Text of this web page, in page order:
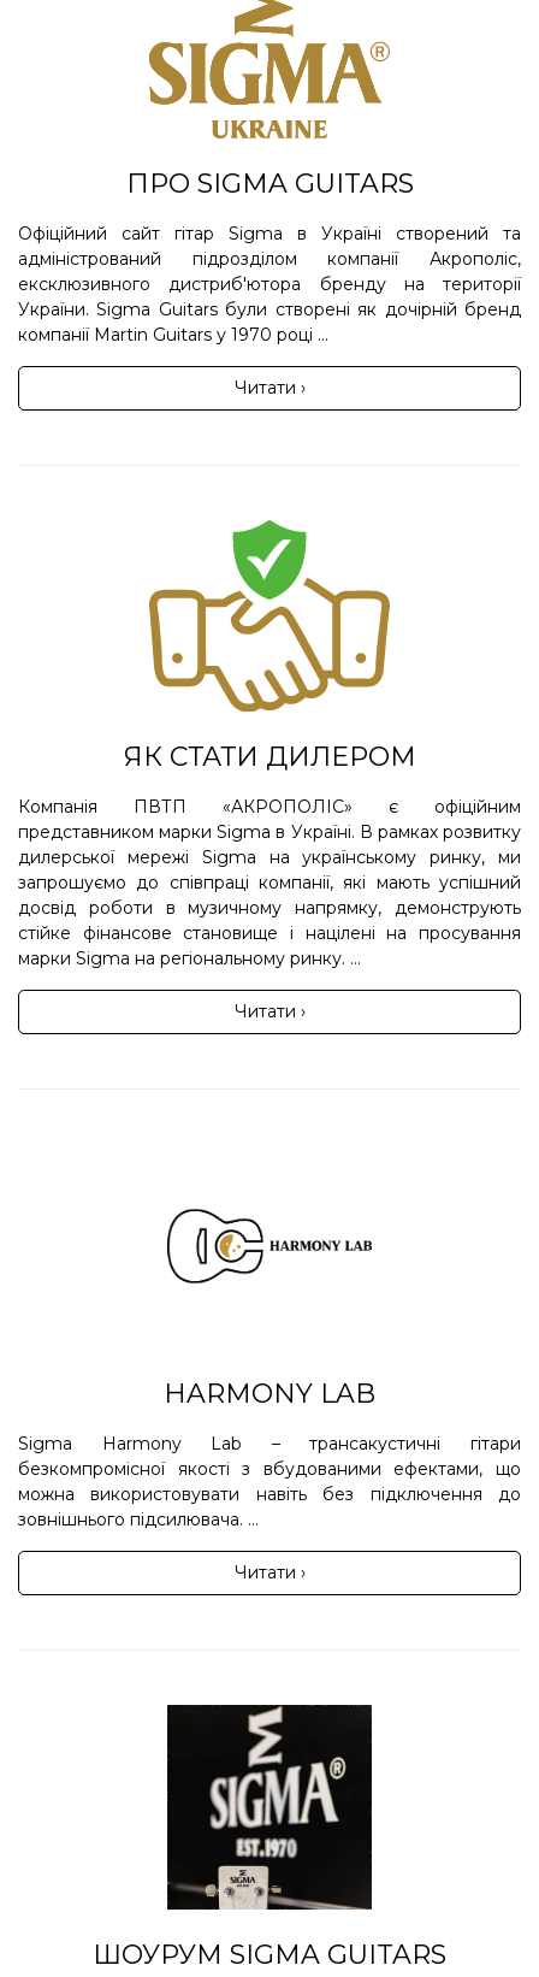
ПРО SIGMA GUITARS
Офіційний сайт гітар Sigma в Україні створений та
адміністрований підрозділом компанії Акрополіс,
ексклюзивного дистриб'ютора бренду на території
України. Sigma Guitars були створені як дочірній бренд
компанії Martin Guitars у 1970 році ...
Читати ›
ЯК СТАТИ ДИЛЕРОМ
Компанія ПВТП «АКРОПОЛІС» є офіційним
представником марки Sigma в Україні. В рамках розвитку
дилерської мережі Sigma на українському ринку, ми
запрошуємо до співпраці компанії, які мають успішний
досвід роботи в музичному напрямку, демонструють
стійке фінансове становище і націлені на просування
марки Sigma на регіональному ринку. ...
Читати ›
HARMONY LAB
Sigma Harmony Lab – трансакустичні гітари
безкомпромісної якості з вбудованими ефектами, що
можна використовувати навіть без підключення до
зовнішнього підсилювача. ...
Читати ›
ШОУРУМ SIGMA GUITARS